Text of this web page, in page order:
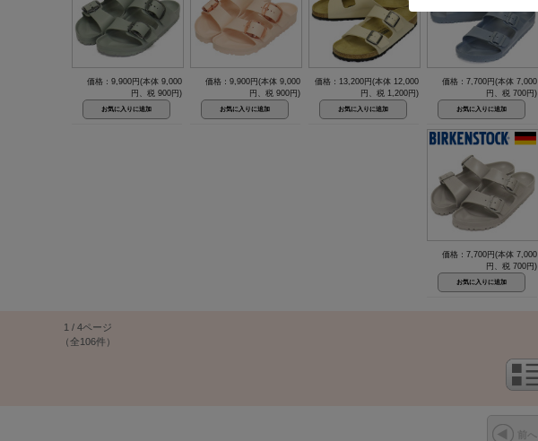
価格：9,900円(本体 9,000
円、税 900円)
価格：9,900円(本体 9,000
円、税 900円)
価格：13,200円(本体 12,000
円、税 1,200円)
価格：7,700円(本体 7,000
円、税 700円)
価格：7,700円(本体 7,000
円、税 700円)
1 / 4ページ
（全106件）
前へ